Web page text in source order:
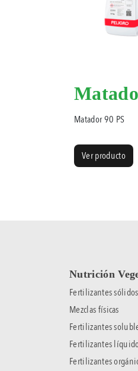
Matador 90 PS
Ver producto
Nutrición
Fertilizantes sólidos
Mezclas físicas
Fertilizantes
Fertilizantes
Fertilizantes